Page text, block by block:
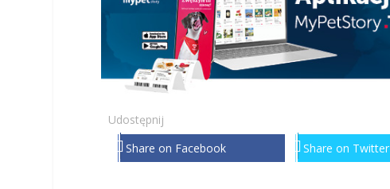
Udostępnij
Share on Facebook
Share on Twitter